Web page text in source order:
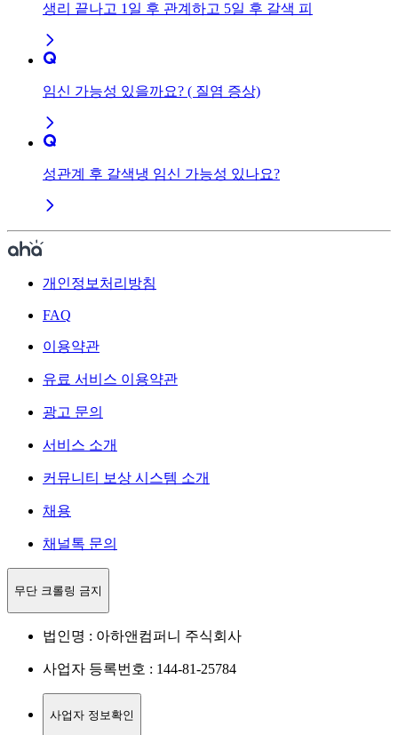
생리 끝나고 1일 후 관계하고 5일 후 갈색 피
임신 가능성 있을까요? ( 질염 증상)
성관계 후 갈색냉 임신 가능성 있나요?
개인정보처리방침
FAQ
이용약관
유료 서비스 이용약관
광고 문의
서비스 소개
커뮤니티 보상 시스템 소개
채용
채널톡 문의
무단 크롤링 금지
법인명 : 아하앤컴퍼니 주식회사
사업자 등록번호 : 144-81-25784
사업자 정보확인